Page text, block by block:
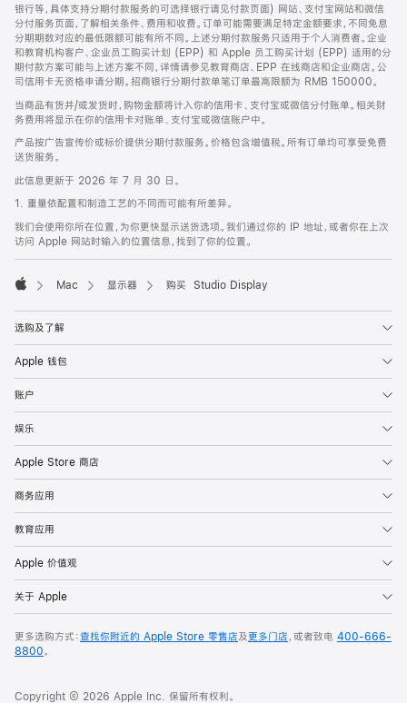
银行等，具体支持分期付款服务的可选择银行请见付款页面) 网站、支付宝网站和微信
分付服务页面，了解相关条件、费用和收费。订单可能需要满足特定金额要求，不同免息
分期期数对应的最低限额可能有所不同。上述分期付款服务只适用于个人消费者。企业
和教育机构客户、企业员工购买计划 (EPP) 和 Apple 员工购买计划 (EPP) 适用的分
期付款方案可能与上述方案不同，详情请参见教育商店、EPP 在线商店和企业商店。公
司信用卡无资格申请分期。招商银行分期付款单笔订单最高限额为 RMB 150000。
当商品有货并/或发货时，购物金额将计入你的信用卡、支付宝或微信分付账单。相关财
务费用将显示在你的信用卡对账单、支付宝或微信账户中。
产品按广告宣传价或标价提供分期付款服务。价格包含增值税。所有订单均可享受免费
送货服务。
此信息更新于 2026 年 7 月 30 日。
1. 重量依配置和制造工艺的不同而可能有所差异。
我们会使用你所在位置，为你更快显示送货选项。我们通过你的 IP 地址，或者你在上次
访问 Apple 网站时输入的位置信息，找到了你的位置。
Mac 显示器 购买 Studio Display
选购及了解
Apple 钱包
账户
娱乐
Apple Store 商店
商务应用
教育应用
Apple 价值观
关于 Apple
更多选购方式：查找你附近的 Apple Store 零售店及更多门店，或者致电 400-666-
8800。
Copyright © 2026 Apple Inc. 保留所有权利。